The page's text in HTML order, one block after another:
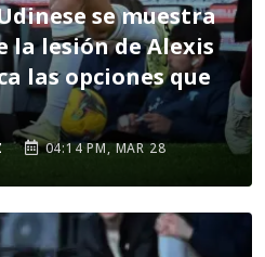
se muestra
lesión de Alexis
las opciones que
04:14 PM, MAR 28